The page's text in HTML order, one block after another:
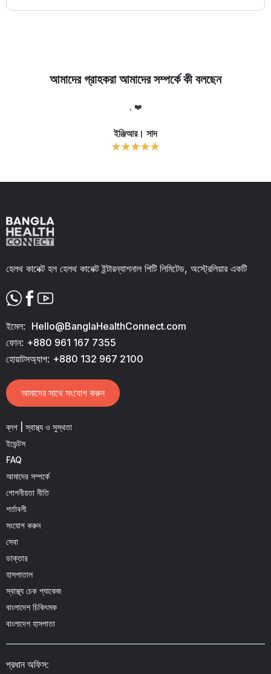
আমাদের গ্রাহকরা আমাদের সম্পর্কে কী বলছেন
, ❤️
ইঞ্জিআর। সাদ
হেলথ কানেক্ট হল হেলথ কানেক্ট ইন্টারন্যাশনাল পিটি লিমিটেড, অস্ট্রেলিয়ার একটি
ইমেল: Hello@BanglaHealthConnect.com
ফোন: +880 961 167 7355
হোয়াটসঅ্যাপ: +880 132 967 2100
আমাদের সাথে সংযোগ করুন
ব্লগ | স্বাস্থ্য ও সুস্থতা
ইভেন্টস
FAQ
আমাদের সম্পর্কে
গোপনীয়তা নীতি
শর্তাবলী
সংযোগ করুন
সেবা
ডাক্তার
হাসপাতাল
স্বাস্থ্য চেক প্যাকেজ
বাংলাদেশ চিকিৎসক
বাংলাদেশ হাসপাতা
প্রধান অফিস: